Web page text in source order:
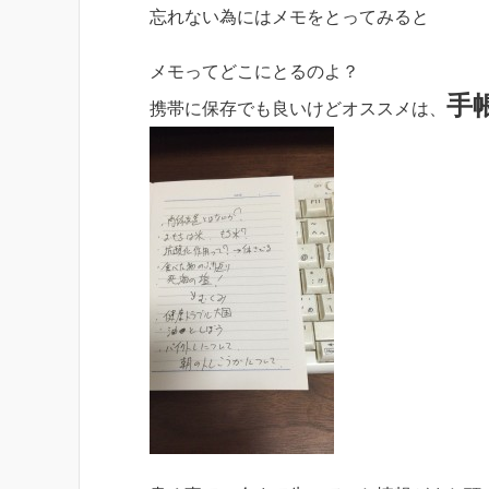
忘れない為にはメモをとってみると
メモってどこにとるのよ？
携帯に保存でも良いけどオススメは、 手